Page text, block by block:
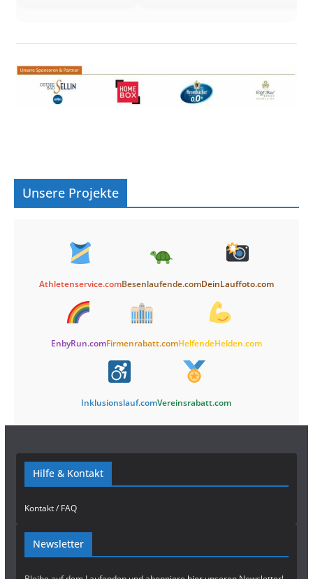
Unsere Projekte
Athletenservice.comBesenlaufende.comDeinLauffoto.com
EnbyRun.comFirmenrabatt.comHelfendeHelden.com
Inklusionslauf.comVereinsrabatt.com
Hilfe & Kontakt
Kontakt / FAQ
Newsletter